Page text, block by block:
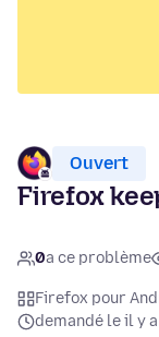
Ouvert
Firefox
0a ce problème
Firefox pour
demandé le il y